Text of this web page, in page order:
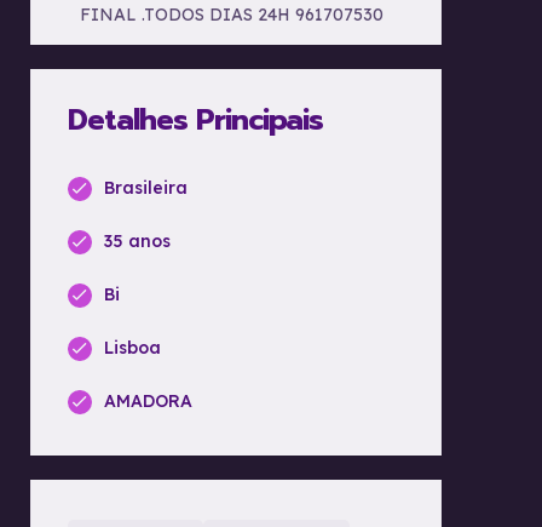
FINAL .TODOS DIAS 24H 961707530
Detalhes Principais
Brasileira
35 anos
Bi
Lisboa
AMADORA